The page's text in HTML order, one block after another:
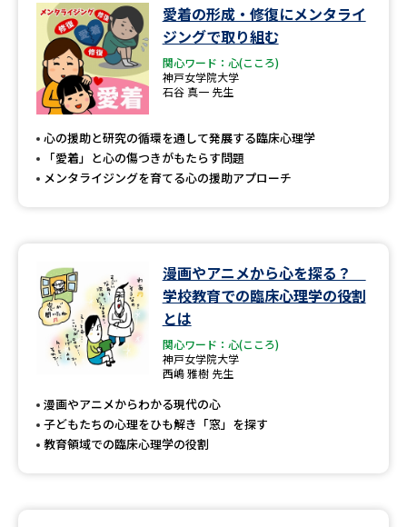
愛着の形成・修復にメンタライ
ジングで取り組む
関心ワード：心(こころ)
神戸女学院大学
石谷 真一 先生
心の援助と研究の循環を通して発展する臨床心理学
「愛着」と心の傷つきがもたらす問題
メンタライジングを育てる心の援助アプローチ
漫画やアニメから心を探る？
学校教育での臨床心理学の役割
とは
関心ワード：心(こころ)
神戸女学院大学
西嶋 雅樹 先生
漫画やアニメからわかる現代の心
子どもたちの心理をひも解き「窓」を探す
教育領域での臨床心理学の役割